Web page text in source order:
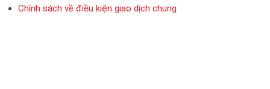
Chính sách về điều kiện giao dịch chung